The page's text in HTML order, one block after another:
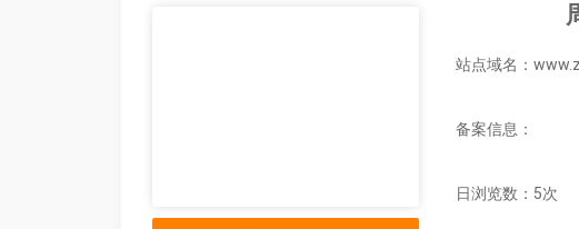
站点域名：
备案信息：
日浏览数：5次